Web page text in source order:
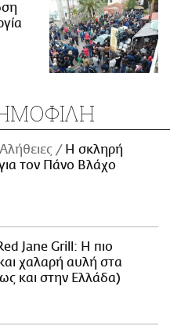
H σκληρή
τον Πάνο Βλάχο
Jane Grill: Η πιο
χαλαρή αυλή στα
και στην Ελλάδα)